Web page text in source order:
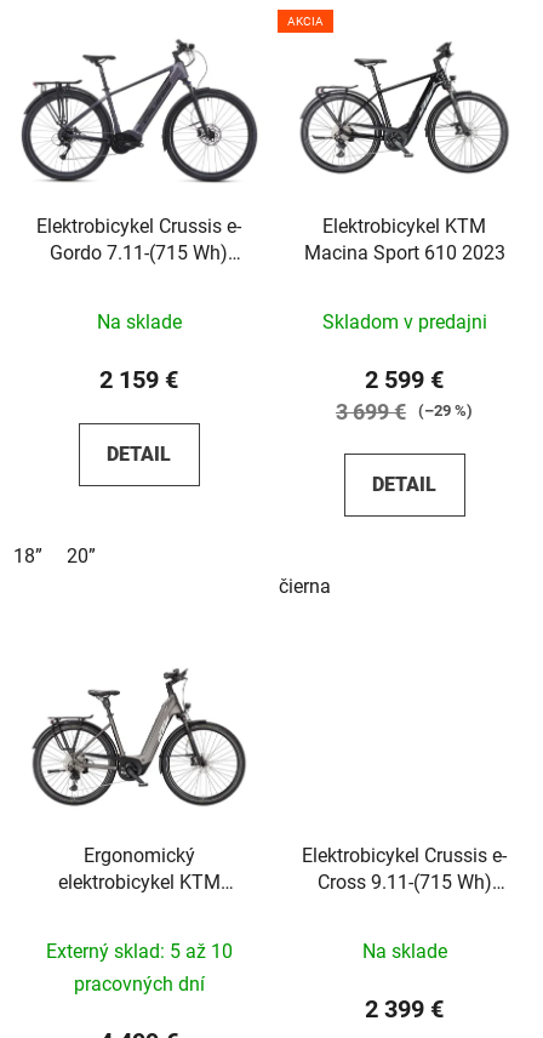
Elektrobicykel Crussis e-
Gordo 7.11-(715 Wh)
Na sklade
2 159 €
DETAIL
18” 20”
AKCIA
Elektrobicykel KTM
Macina Sport 610 2023
Skladom v predajni
2 599 €
3 699 € (–29 %)
DETAIL
čierna
Ergonomický
elektrobicykel KTM
Externý sklad: 5 až 10
pracovných dní
Elektrobicykel Crussis e-
Cross 9.11-(715 Wh)
Na sklade
2 399 €